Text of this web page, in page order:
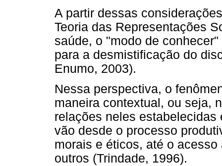
A partir dessas
Teoria das Representações
saúde, o "modo de
para a desmistificação do
Enumo, 2003).
Nessa perspectiva, o
maneira contextual, ou seja,
relações neles
vão desde o processo
morais e éticos, até o
outros (Trindade, 1996).